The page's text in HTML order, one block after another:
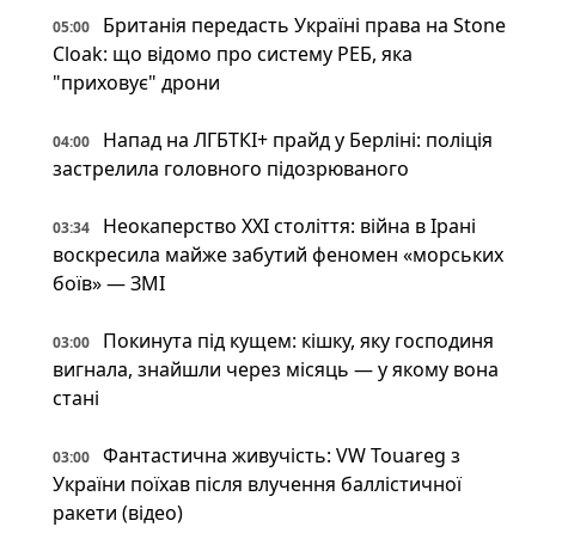
05:00
Британія передасть Україні права на Stone
Cloak: що відомо про систему РЕБ, яка
"приховує" дрони
04:00
Напад на ЛГБТКІ+ прайд у Берліні: поліція
застрелила головного підозрюваного
03:34
Неокаперство XXI століття: війна в Ірані
воскресила майже забутий феномен «морських
боїв» — ЗМІ
03:00
Покинута під кущем: кішку, яку господиня
вигнала, знайшли через місяць — у якому вона
стані
03:00
Фантастична живучість: VW Touareg з
України поїхав після влучення баллістичної
ракети (відео)